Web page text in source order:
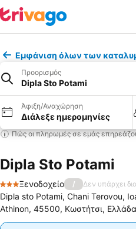
Εμφάνιση όλων των
Προορισμός
Dipla Sto Potami
Άφιξη/Αναχώρηση
Διάλεξε ημερομηνίες
Πώς οι πληρωμές σε εμάς
Dipla Sto Potami
3 Αστέρια
Ξενοδοχείο / Δεν υπάρχει
Dipla sto Potami, Chani Terovou,
Athinon, 45500, Κωστήτσι, Ελλάδα